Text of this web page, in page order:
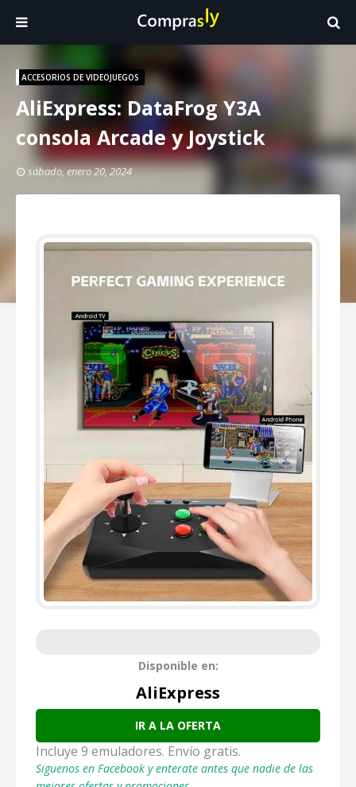
ACCESORIOS DE VIDEOJUEGOS
AliExpress: DataFrog Y3A
consola Arcade y Joystick
sábado, enero 20, 2024
Disponible en:
AliExpress
IR A LA OFERTA
Incluye 9 emuladores. Envío gratis.
Siguenos en Facebook y enterate antes que nadie de las